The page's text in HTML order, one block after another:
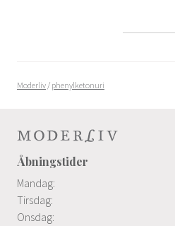
Moderliv/ phenylketonuri
Åbningstider
Mandag:
Tirsdag:
Onsdag: